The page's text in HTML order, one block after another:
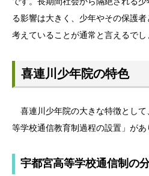
る影響は大きく、少年やその保護
考えていることが通常と言えるでし
喜連川少年院の特色
喜連川少年院の大きな特徴として
等学校通信教育制過程の設置」があ
宇都宮高等学校通信制の